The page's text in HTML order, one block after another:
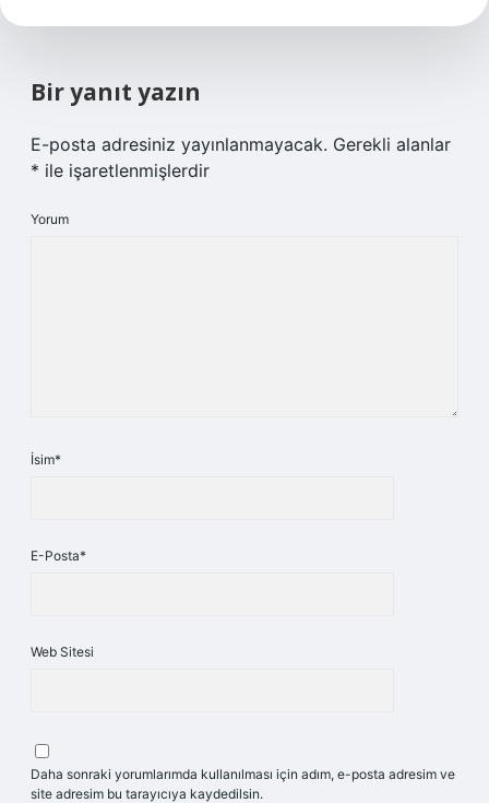
Bir yanıt yazın
E-posta adresiniz yayınlanmayacak. Gerekli alanlar
* ile işaretlenmişlerdir
Yorum
İsim*
E-Posta*
Web Sitesi
Daha sonraki yorumlarımda kullanılması için adım, e-posta adresim ve
site adresim bu tarayıcıya kaydedilsin.